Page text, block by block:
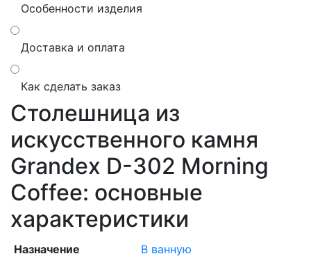
Особенности изделия
Доставка и оплата
Как сделать заказ
Столешница из
искусственного камня
Grandex D-302 Morning
Coffee: основные
характеристики
Назначение
В ванную